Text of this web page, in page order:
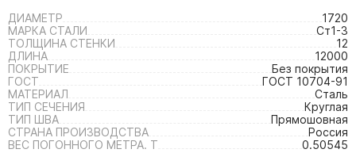
ДИАМЕТР
1720
МАРКА СТАЛИ
Ст1-3
ТОЛЩИНА СТЕНКИ
12
ДЛИНА
12000
ПОКРЫТИЕ
Без покрытия
ГОСТ
ГОСТ 10704-91
МАТЕРИАЛ
Сталь
ТИП СЕЧЕНИЯ
Круглая
ТИП ШВА
Прямошовная
СТРАНА ПРОИЗВОДСТВА
Россия
ВЕС ПОГОННОГО МЕТРА. Т
0.50545